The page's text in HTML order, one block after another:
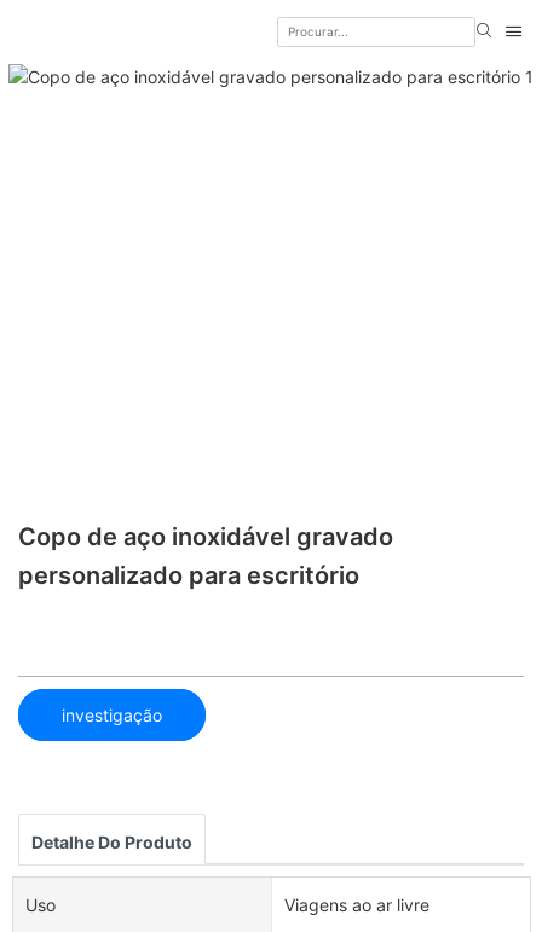
Copo de aço inoxidável gravado
personalizado para escritório
investigação
Detalhe Do Produto
Uso Viagens ao ar livre